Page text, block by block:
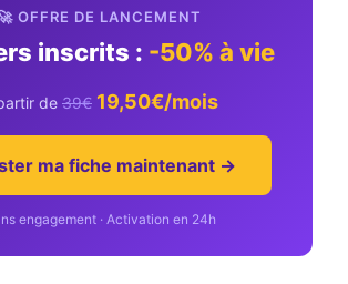
OFFRE DE LANCEMENT
inscrits : -50% à vie
de 39€ 19,50€/mois
ma fiche maintenant →
engagement · Activation en 24h